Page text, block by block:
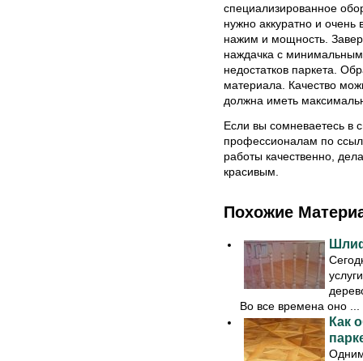
специализированное
нужно аккуратно и очень
нажим и мощность.
наждачка с
недостатков паркета.
материала. Качество
должна иметь
Если вы сомневаетесь в
профессионалам по
работы качественно,
красивым.
Похожие
Во все времена оно ...
Как